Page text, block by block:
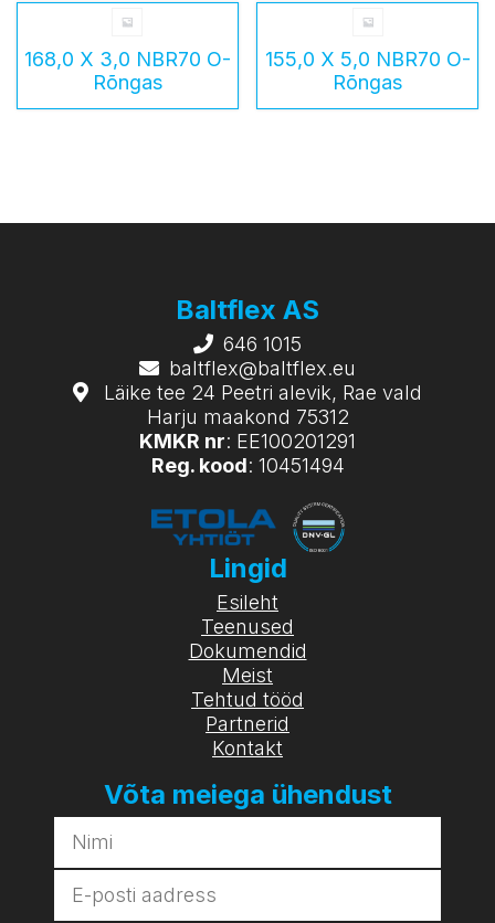
168,0 X 3,0 NBR70 O-
Rõngas
155,0 X 5,0 NBR70 O-
Rõngas
Baltflex AS
646 1015
baltflex@baltflex.eu
Läike tee 24 Peetri alevik, Rae vald
Harju maakond 75312
KMKR nr: EE100201291
Reg. kood: 10451494
Lingid
Esileht
Teenused
Dokumendid
Meist
Tehtud tööd
Partnerid
Kontakt
Võta meiega ühendust